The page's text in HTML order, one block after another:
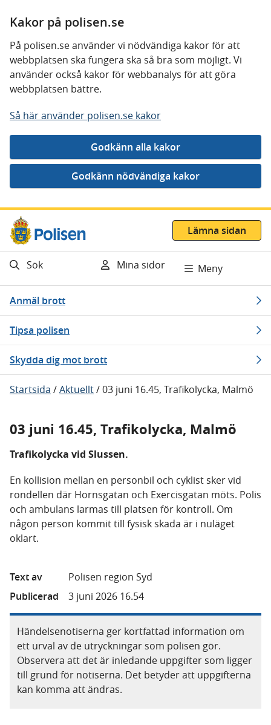
Kakor på polisen.se
På polisen.se använder vi nödvändiga kakor för att
webbplatsen ska fungera ska så bra som möjligt. Vi
använder också kakor för webbanalys för att göra
webbplatsen bättre.
Så här använder polisen.se kakor
Gå direkt till innehåll
Lämna sidan
Sök Mina sidor Meny
Anmäl brott
Tipsa polisen
Skydda dig mot brott
Startsida /Aktuellt/03 juni 16.45, Trafikolycka, Malmö
03 juni 16.45, Trafikolycka, Malmö
Trafikolycka vid Slussen.
En kollision mellan en personbil och cyklist sker vid
rondellen där Hornsgatan och Exercisgatan möts. Polis
och ambulans larmas till platsen för kontroll. Om
någon person kommit till fysisk skada är i nuläget
oklart.
Text av
Polisen region Syd
Publicerad
3 juni 2026 16.54
Händelsenotiserna ger kortfattad information om
ett urval av de utryckningar som polisen gör.
Observera att det är inledande uppgifter som ligger
till grund för notiserna. Det betyder att uppgifterna
kan komma att ändras.